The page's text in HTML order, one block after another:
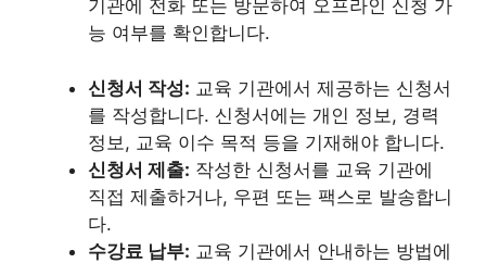
기관에 전화 또는 방문하여 오프라인 신청 가
능 여부를 확인합니다.
신청서 작성: 교육 기관에서 제공하는 신청서
를 작성합니다. 신청서에는 개인 정보, 경력
정보, 교육 이수 목적 등을 기재해야 합니다.
신청서 제출: 작성한 신청서를 교육 기관에
직접 제출하거나, 우편 또는 팩스로 발송합니
다.
수강료 납부: 교육 기관에서 안내하는 방법에